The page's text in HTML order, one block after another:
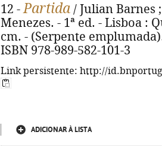
12 -Partida / Julian Barnes
Menezes. - 1ª ed. - Lisboa :
cm. - (Serpente
ISBN 978-989-582-101-3
Link persistente: http://
ADICIONAR À LISTA